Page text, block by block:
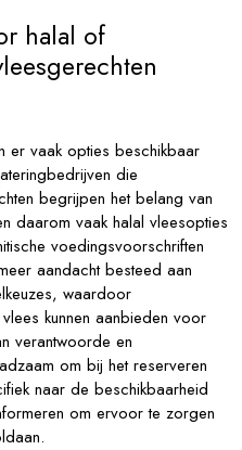
halal of
er vaak opties beschikbaar
die
begrijpen het belang van
daarom vaak halal vleesopties
voedingsvoorschriften
aandacht besteed aan
waardoor
kunnen aanbieden voor
verantwoorde en
om bij het reserveren
naar de beschikbaarheid
om ervoor te zorgen